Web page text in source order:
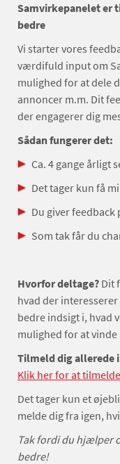
Samvirkepanelet er
bedre
Vi starter vores
værdifuld input om
mulighed for at dele
annoncer m.m. Dit
der engagerer dig
Sådan fungerer det:
Ca. 4 gange årligt
Det tager kun få
Du giver
Som tak får du
Hvorfor deltage? Dit
hvad der
bedre indsigt i, hvad
mulighed for at
Tilmeld dig allerede
Klik her for at
Det tager kun et
melde dig fra igen,
Tak fordi du hjælper
bedre!